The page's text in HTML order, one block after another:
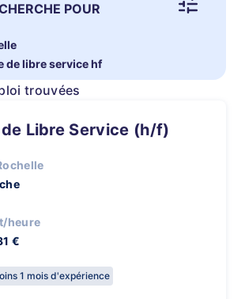
POUR
de libre service hf
trouvées
de Libre Service (h/f)
heure
€
1 mois d'expérience